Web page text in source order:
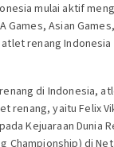
mulai aktif
Games, Asian
renang
di Indonesia,
renang, yaitu Felix
Kejuaraan Dunia